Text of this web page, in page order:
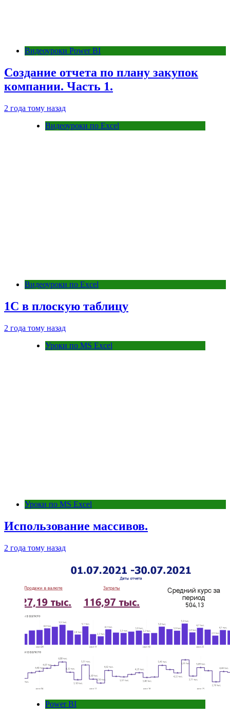
Видеоуроки Power BI
Создание отчета по плану закупок
компании. Часть 1.
2 года тому назад
Видеоуроки по Excel
Видеоуроки по Excel
1С в плоскую таблицу
2 года тому назад
Уроки по MS Excel
Уроки по MS Excel
Использование массивов.
2 года тому назад
Power BI